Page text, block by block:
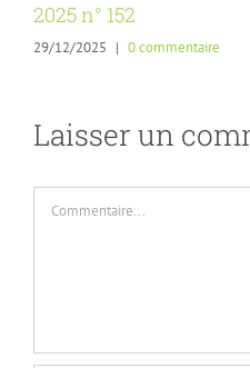
2025 n° 152
29/12/2025 | 0 commentaire
Laisser un